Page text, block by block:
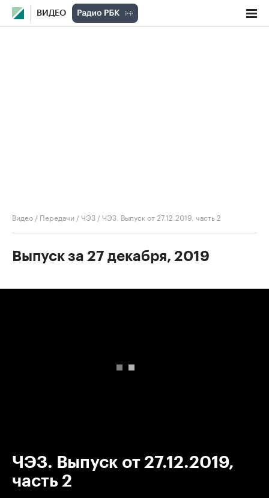
ВИДЕО
Видео / Передачи /ЧЭЗ /ЧЭЗ. Выпуск от 27.12.2019, часть 2
Выпуск за 27 декабря, 2019
ЧЭЗ. Выпуск от 27.12.2019,
часть 2